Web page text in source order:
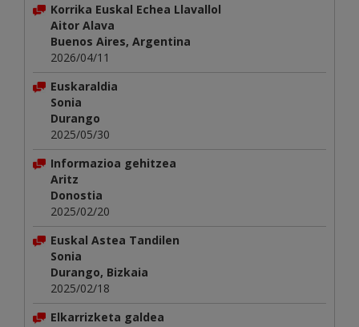
Korrika Euskal Echea Llavallol
Aitor Alava
Buenos Aires, Argentina
2026/04/11
Euskaraldia
Sonia
Durango
2025/05/30
Informazioa gehitzea
Aritz
Donostia
2025/02/20
Euskal Astea Tandilen
Sonia
Durango, Bizkaia
2025/02/18
Elkarrizketa galdea